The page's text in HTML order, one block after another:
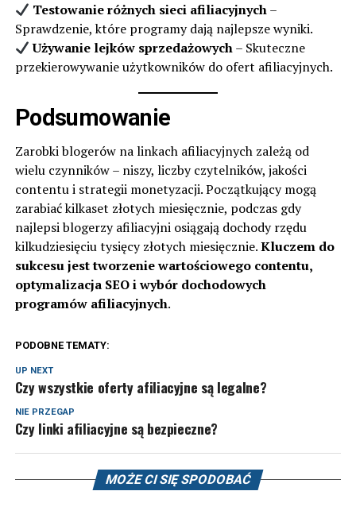
Testowanie różnych sieci afiliacyjnych–
Sprawdzenie, które programy dają najlepsze wyniki.
Używanie lejków sprzedażowych– Skuteczne
przekierowywanie użytkowników do ofert afiliacyjnych.
Podsumowanie
Zarobki blogerów na linkach afiliacyjnych zależą od
wielu czynników – niszy, liczby czytelników, jakości
contentu i strategii monetyzacji. Początkujący mogą
zarabiać kilkaset złotych miesięcznie, podczas gdy
najlepsi blogerzy afiliacyjni osiągają dochody rzędu
kilkudziesięciu tysięcy złotych miesięcznie.Kluczem do
sukcesu jest tworzenie wartościowego contentu,
optymalizacja SEO i wybór dochodowych
programów afiliacyjnych.
PODOBNE TEMATY:
UP NEXT
Czy wszystkie oferty afiliacyjne są legalne?
NIE PRZEGAP
Czy linki afiliacyjne są bezpieczne?
MOŻE CI SIĘ SPODOBAĆ